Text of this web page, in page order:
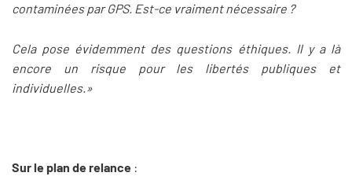
contaminées par GPS. Est-ce vraiment nécessaire ?
Cela pose évidemment des questions éthiques. Il y a là
encore un risque pour les libertés publiques et
individuelles.»
Sur le plan de relance :